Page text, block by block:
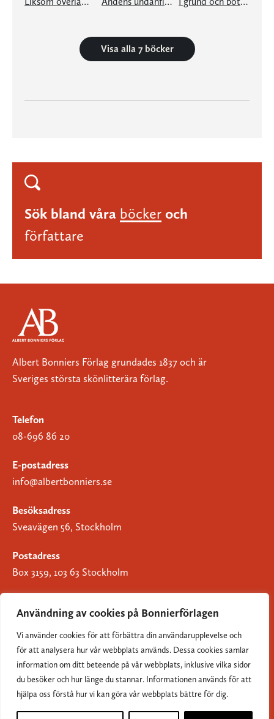
Användning av cookies på Bonnierförlagen
Vi använder cookies för att förbättra din användarupplevelse och
för att analysera hur vår webbplats används. Dessa cookies samlar
information om ditt beteende på vår webbplats, inklusive vilka sidor
du besöker och hur länge du stannar. Informationen används för att
hjälpa oss förstå hur vi kan göra vår webbplats bättre för dig.
Visa alla 7 böcker
Sök bland våra böcker och
författare
Albert Bonniers Förlag grundades 1837 och är
Sveriges största skönlitterära förlag.
Telefon
08-696 86 20
E-postadress
info@albertbonniers.se
Besöksadress
Sveavägen 56, Stockholm
Postadress
Box 3159, 103 63 Stockholm
Om Bonnierförlagen
Cookies
Integritetspolicy